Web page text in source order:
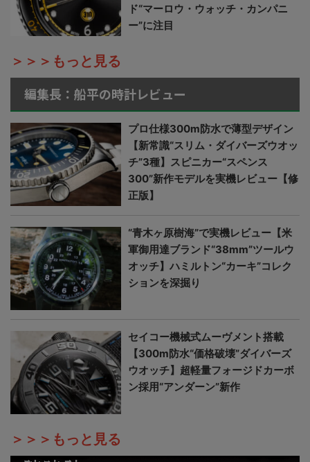
ド“マーロウ・ウォッチ・カンパニ
ー”に注目
＞＞＞もっと見る
編集長：船平の時計レビュー
プロ仕様300m防水で薄型デザイン
【新常識“スリム・ダイバーズウオッ
チ”3種】スピニカー“スペンス
300”新作モデルを実機レビュー【修
正版】
“青木ヶ原樹海”で実機レビュー【米
軍御用達ブランド“38mm”ツールウ
オッチ】ハミルトン“カーキ”コレク
ションを深掘り
セイコー機械式ムーヴメント搭載
【300m防水“価格破壊”ダイバーズ
ウオッチ】超軽量フォージドカーボ
ン採用“アンダーン”新作
＞＞＞もっと見る